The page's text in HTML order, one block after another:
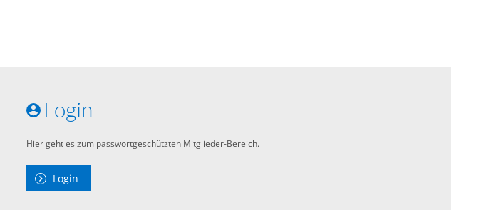
Login
Hier geht es zum passwortgeschützten Mitglieder-Bereich.
Login